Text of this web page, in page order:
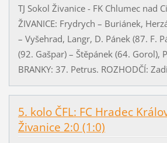
TJ Sokol Živanice - FK Chlumec nad
ŽIVANICE: Frydrych – Buriánek,
– Vyšehrad, Langr, D. Pánek (87. F.
(92. Gašpar) – Štěpánek (64. Gorol),
BRANKY: 37. Petrus. ROZHODČÍ:
5. kolo ČFL: FC Hradec
Živanice 2:0 (1:0)